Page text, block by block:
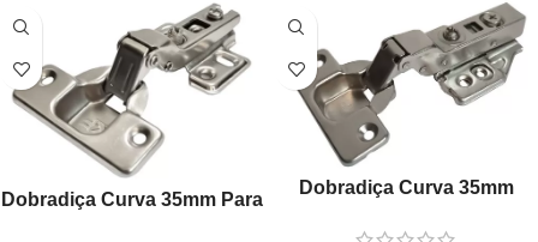
Dobradiça Curva 35mm Para
Dobradiça Curva 35mm